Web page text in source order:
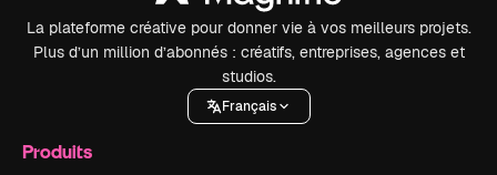
La plateforme créative pour donner vie à vos meilleurs projets.
Plus d’un million d’abonnés : créatifs, entreprises, agences et
studios.
Français
Produits